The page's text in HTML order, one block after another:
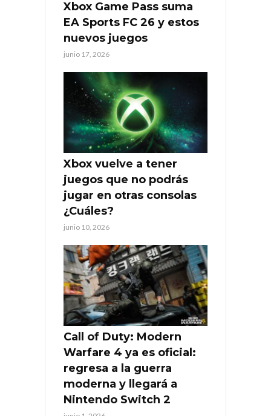
Xbox Game Pass suma
EA Sports FC 26 y estos
nuevos juegos
junio 17, 2026
Xbox vuelve a tener
juegos que no podrás
jugar en otras consolas
¿Cuáles?
junio 10, 2026
Call of Duty: Modern
Warfare 4 ya es oficial:
regresa a la guerra
moderna y llegará a
Nintendo Switch 2